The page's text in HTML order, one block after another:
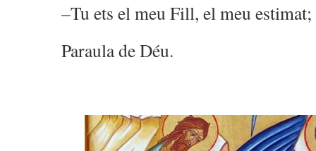
–Tu ets el meu Fill, el meu
Paraula de Déu.